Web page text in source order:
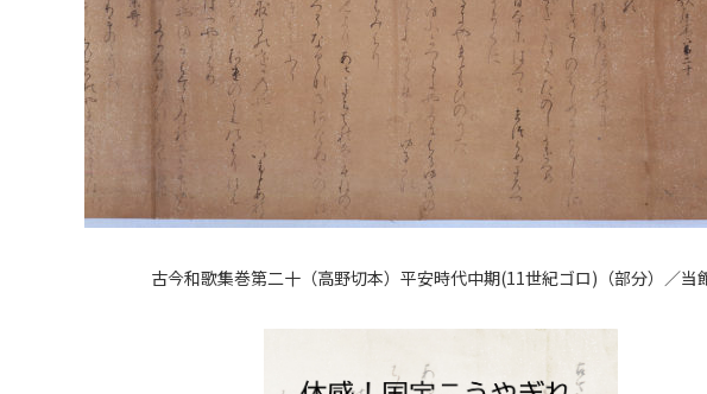
古今和歌集巻第二十（高野切本）平安時代中期(11世紀ゴロ)（部分）／当